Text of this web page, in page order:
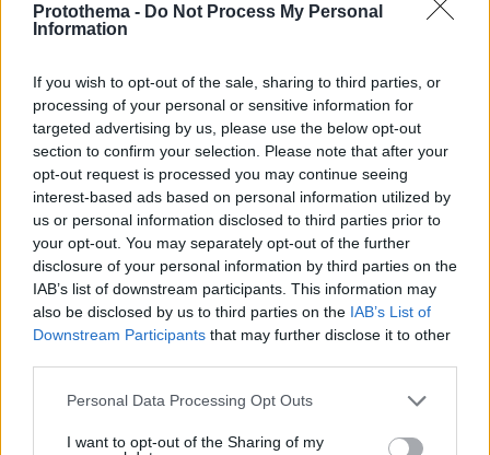
Protothema - Do Not Process My Personal
Information
If you wish to opt-out of the sale, sharing to third parties, or
processing of your personal or sensitive information for
targeted advertising by us, please use the below opt-out
section to confirm your selection. Please note that after your
opt-out request is processed you may continue seeing
interest-based ads based on personal information utilized by
us or personal information disclosed to third parties prior to
your opt-out. You may separately opt-out of the further
disclosure of your personal information by third parties on the
IAB’s list of downstream participants. This information may
also be disclosed by us to third parties on the IAB’s List of
Downstream Participants that may further disclose it to other
Please note that this website/app uses one or more Google
not limited to your visit or usage behaviour. You may click to
Personal Data Processing Opt Outs
I want to opt-out of the Sharing of my
«Πλατφόρμα παρακολούθησης ελλείψεων και
υποστήριξη κλινικών δοκιμών για την ανάπτυξη
εμβολίων» προανήγγειλε ο ΕΜΑ
επισημαίνει, καλύτερα εξοπλισμένος για την
φαρμάκων και ιατροτεχνολογικών προϊόντων ζωτικής
20.01.2022, 17:37